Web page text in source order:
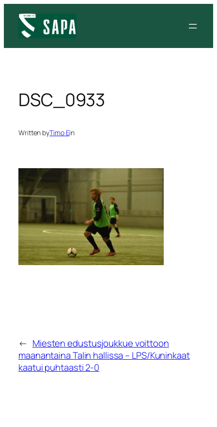
sisältöön
DSC_0933
Written byTimo Ein
← Miesten edustusjoukkue voittoon
maanantaina Talin hallissa – LPS/Kuninkaat
kaatui puhtaasti 2-0